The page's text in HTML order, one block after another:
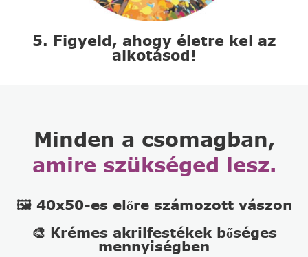
5. Figyeld, ahogy életre kel az
alkotásod!
Minden a csomagban,
amire szükséged lesz.
🖼️ 40x50-es előre számozott vászon
🎨 Krémes akrilfestékek bőséges
mennyiségben